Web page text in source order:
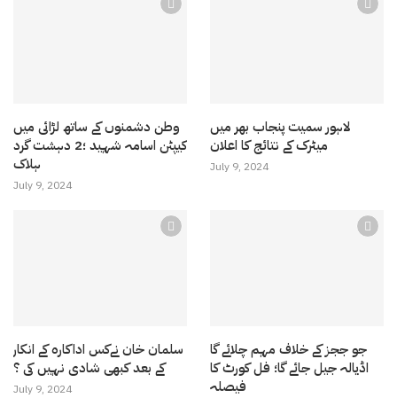
وطن دشمنوں کے ساتھ لڑائی میں
کیپٹن اسامہ شہید ؛2 دہشت گرد
ہلاک
July 9, 2024
لاہور سمیت پنجاب بھر میں
میٹرک کے نتائج کا اعلان
July 9, 2024
سلمان خان نےکس اداکارہ کے انکار
کے بعد کبھی شادی نہیں کی ؟
July 9, 2024
جو ججز کے خلاف مہم چلائے گا
اڈیالہ جیل جائے گا؛ فل کورٹ کا
فیصلہ